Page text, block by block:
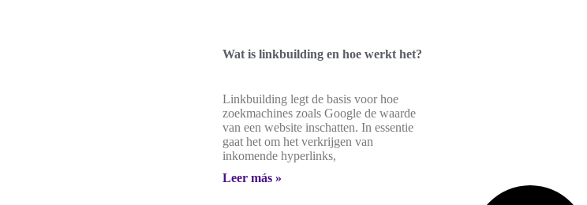
Wat is linkbuilding en hoe werkt het?
Linkbuilding legt de basis voor hoe
zoekmachines zoals Google de waarde
van een website inschatten. In essentie
gaat het om het verkrijgen van
inkomende hyperlinks,
Leer más »